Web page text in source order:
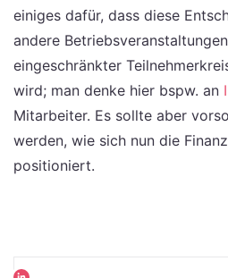
einiges dafür, dass diese
andere
eingeschränkter
wird; man denke hier bspw. an
Mitarbeiter. Es sollte aber
werden, wie sich nun die
positioniert.